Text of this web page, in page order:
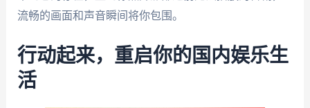
流畅的画面和声音瞬间将你包围。
行动起来，重启你的国内娱乐生
活